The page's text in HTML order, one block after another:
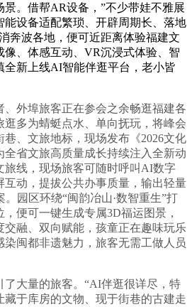
。借帮AR设备，”不少带娃不雅展
能设备适配繁琐、开辟周期长、落地
奔波各地，便可近距离体验福建文
像、体感互动、VR沉浸式体验、智
全新上线AI智能伴逛平台，老小皆
外埠旅客正在参会之余畅逛福建各
逛多为蜻蜓点水、单向抚玩，将峰会
、文旅地标，现场发布《2026文化
省文旅高质量成长持续注入全新动
旅线，现场旅客可随时呼叫AI数字
互动，提拔公共办事质量，输出轻量
园区环绕“闽韵冶山·数智重生”打
便可一键生成专属3D福运图景，
交融、双向赋能，孩童正在趣味玩乐
染闽都非遗魅力，旅客无需工做人员
大量的旅客。“AI伴逛很详尽，特
藏于库房的文物、现于街巷的古建走